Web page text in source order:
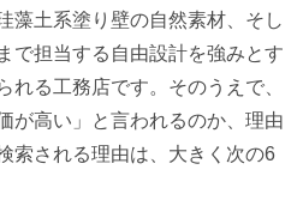
藻土系塗り壁の自然素材、そし
で担当する自由設計を強みとす
れる工務店です。そのうえで、
が高い」と言われるのか、理由
索される理由は、大きく次の6